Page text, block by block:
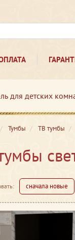
для детских
Тумбы ТВ тумбы
сначала новые